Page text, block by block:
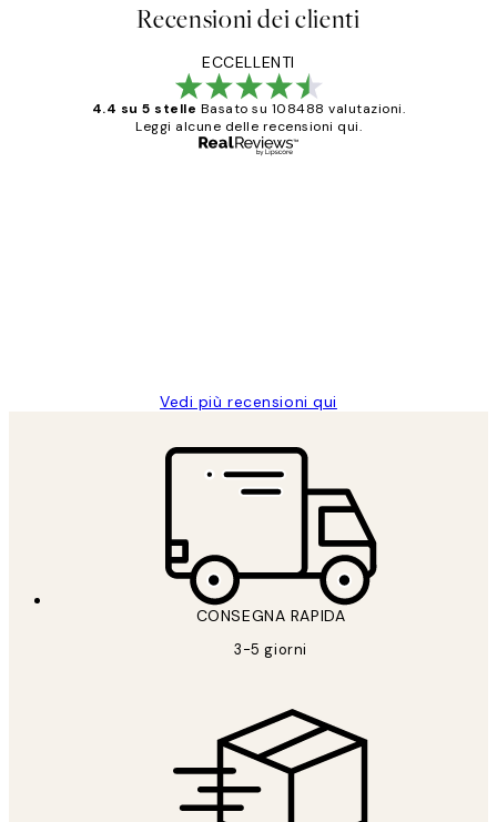
Recensioni dei clienti
ECCELLENTI
4.4 su 5 stelle Basato su 108488 valutazioni.
Leggi alcune delle recensioni qui.
Vedi più recensioni qui
CONSEGNA RAPIDA
3-5 giorni